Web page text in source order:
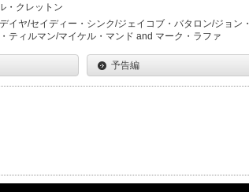
・クレットン
イヤ/セイディー・シンク/ジェイコブ・バタロン/ジョン・
ティルマン/マイケル・マンド and マーク・ラファ
予告編